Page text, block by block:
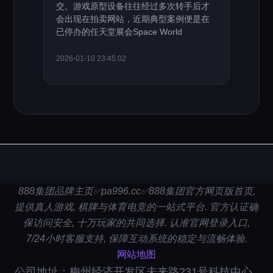
交。游戏原型设备往往经过多次转手后才
会出现在拍卖网站，近期典型案例便是在
已停办的任天堂展会Space World
2026-01-10 23:45:02
888集团品牌主页✅pa996.cc✅888集团官方网页版首页,
提供真人游戏, 棋牌与体育电竞的一站式平台. 官方认证确
保访问安全, 十万玩家的共同选择. 认准官网登录入口,
7/24小时客服支持, 保障互动系统的稳定与流畅体验.
网站地图